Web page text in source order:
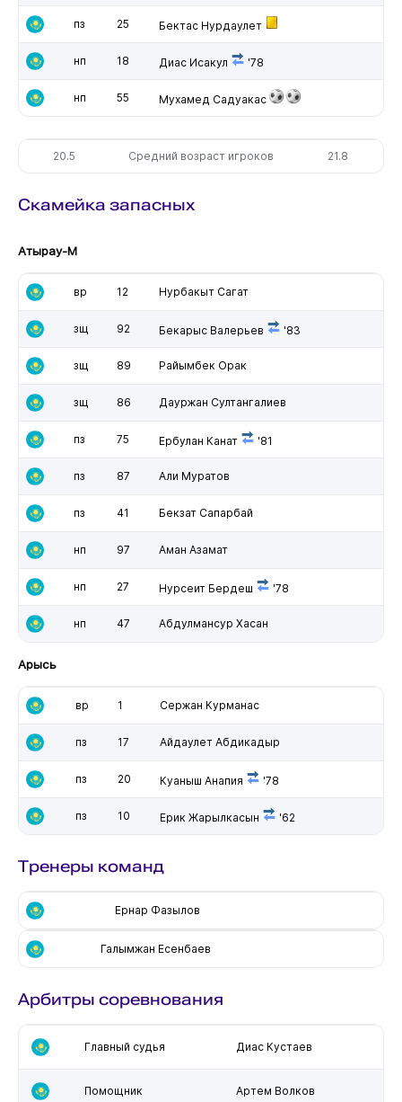
пз 25 Бектас Нурдаулет
нп 18 Диас Исакул '78
нп 55 Мухамед Садуакас
20.5 Средний возраст игроков 21.8
Скамейка запасных
Атырау-М
вр 12 Нурбакыт Сагат
зщ 92 Бекарыс Валерьев '83
зщ 89 Райымбек Орак
зщ 86 Дауржан Султангалиев
пз 75 Ербулан Канат '81
пз 87 Али Муратов
пз 41 Бекзат Сапарбай
нп 97 Аман Азамат
нп 27 Нурсеит Бердеш '78
нп 47 Абдулмансур Хасан
Арысь
вр 1 Сержан Курманас
пз 17 Айдаулет Абдикадыр
пз 20 Куаныш Анапия '78
пз 10 Ерик Жарылкасын '62
Тренеры команд
Ернар Фазылов
Галымжан Есенбаев
Арбитры соревнования
Главный судья Диас Кустаев
Помощник Артем Волков